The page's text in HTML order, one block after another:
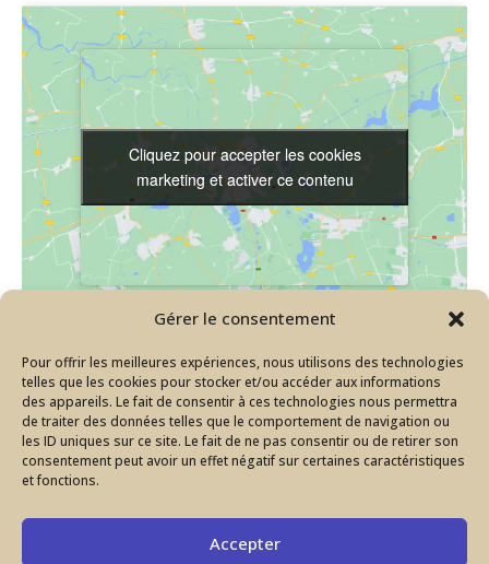
Gérer le consentement
Pour offrir les meilleures expériences, nous utilisons des technologies
telles que les cookies pour stocker et/ou accéder aux informations
des appareils. Le fait de consentir à ces technologies nous permettra
de traiter des données telles que le comportement de navigation ou
les ID uniques sur ce site. Le fait de ne pas consentir ou de retirer son
consentement peut avoir un effet négatif sur certaines caractéristiques
et fonctions.
Accepter
LIEU
ROYAN – Salle Jean Gabin
112 Rue Gambetta
Royan, 17200 + Google Map
Cliquez pour accepter les cookies
marketing et activer ce contenu
Cliquez pour accepter les cookies
marketing et activer ce contenu
Concert choeur – Nieul le Virouil (17) Mariage à Talmont